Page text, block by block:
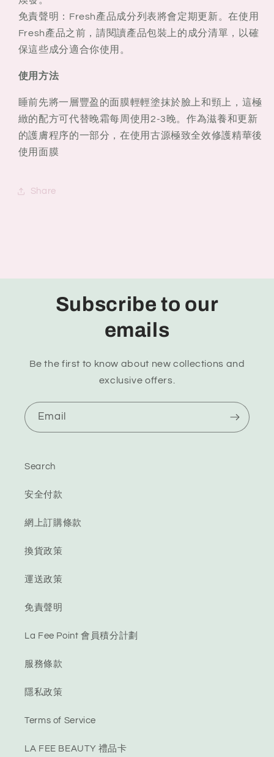
免責聲明：Fresh產品成分列表將會定期更新。在使用
Fresh產品之前，請閱讀產品包裝上的成分清單，以確
保這些成分適合你使用。
使用方法
睡前先將一層豐盈的面膜輕輕塗抹於臉上和頸上，這極
緻的配方可代替晚霜每周使用2-3晚。作為滋養和更新
的護膚程序的一部分，在使用古源極致全效修護精華後
使用面膜
Share
Subscribe to our
emails
Be the first to know about new collections and
exclusive offers.
Email
Search
安全付款
網上訂購條款
換貨政策
運送政策
免責聲明
La Fee Point 會員積分計劃
服務條款
隱私政策
Terms of Service
LA FEE BEAUTY 禮品卡